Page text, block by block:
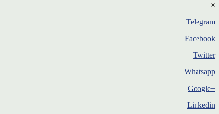
×
Telegram
Facebook
Twitter
Whatsapp
+Google
Linkedin